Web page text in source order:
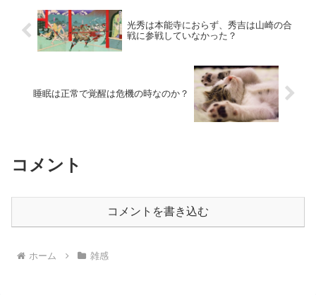
光秀は本能寺におらず、秀吉は山崎の合
戦に参戦していなかった？
睡眠は正常で覚醒は危機の時なのか？
コメント
コメントを書き込む
ホーム 雑感